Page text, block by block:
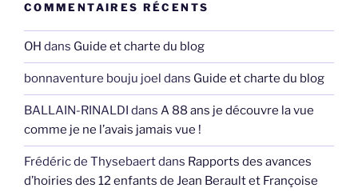
COMMENTAIRES RÉCENTS
OH dans Guide et charte du blog
bonnaventure bouju joel dans Guide et charte du blog
BALLAIN-RINALDI dans A 88 ans je découvre la vue
comme je ne l’avais jamais vue !
Frédéric de Thysebaertdans Rapports des avances
d’hoiries des 12 enfants de Jean Berault et Françoise